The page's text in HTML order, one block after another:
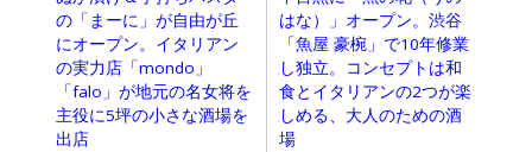
の「まーに」が自由が丘
にオープン。イタリアン
の実力店「mondo」
「falo」が地元の名女将を
主役に5坪の小さな酒場を
出店
はな）」オープン。渋谷
「魚屋 豪椀」で10年修業
し独立。コンセプトは和
食とイタリアンの2つが楽
しめる、大人のための酒
場